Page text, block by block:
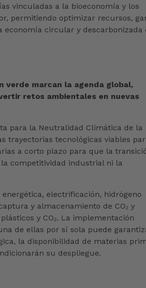
vinculadas a la bioeconomía y los
permitiendo optimizar recursos,
economía circular y descarbonizada
verde marcan la agenda global,
retos ambientales en nuevas
para la Neutralidad Climática de la
trayectorias tecnológicas viables
a corto plazo para que la
competitividad industrial ni la
electrificación, hidrógeno
y almacenamiento de CO₂ y
y CO₂. La implementación
de ellas por sí sola puede
la disponibilidad de materias
su despliegue.